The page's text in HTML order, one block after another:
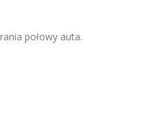
połowy auta.